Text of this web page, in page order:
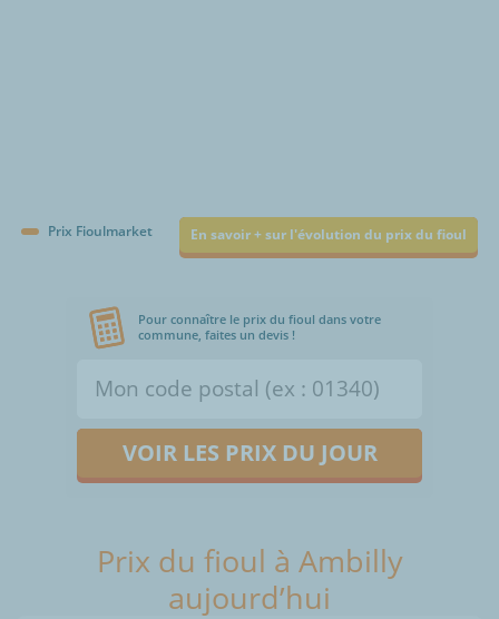
Prix Fioulmarket En savoir + sur l'évolution du prix du fioul
Pour connaître le prix du fioul dans votre
commune, faites un devis !
VOIR LES PRIX DU JOUR
Prix du fioul à Ambilly
aujourd’hui